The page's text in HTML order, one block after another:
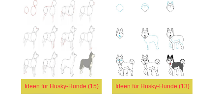
Ideen für Husky-Hunde (15) Ideen für Husky-Hunde (13)